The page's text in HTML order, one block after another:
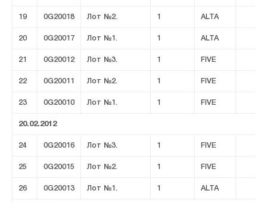
19 0G20018 Лот №2. 1 ALTA
20 0G20017 Лот №1. 1 ALTA
21 0G20012 Лот №3. 1 FIVE
22 0G20011 Лот №2. 1 FIVE
23 0G20010 Лот №1. 1 FIVE
20.02.2012
24 0G20016 Лот №3. 1 FIVE
25 0G20015 Лот №2. 1 FIVE
26 0G20013 Лот №1. 1 ALTA